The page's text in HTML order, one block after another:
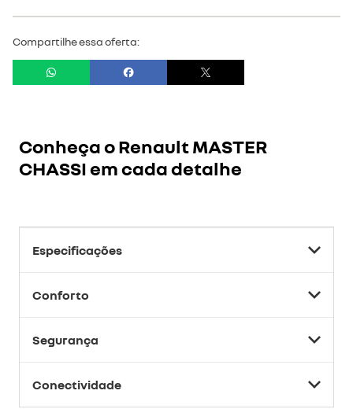
Compartilhe essa oferta:
Conheça oRenault MASTER
CHASSIem cada detalhe
Especificações
Conforto
Segurança
Conectividade